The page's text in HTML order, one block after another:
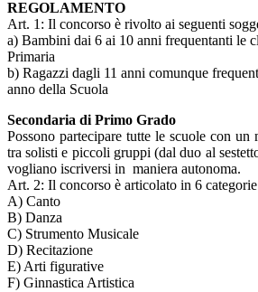
REGOLAMENTO
Art. 1: Il concorso è rivolto ai seguenti
a) Bambini dai 6 ai 10 anni frequentanti le
Primaria
b) Ragazzi dagli 11 anni comunque
anno della Scuola
Secondaria di Primo Grado
Possono partecipare tutte le scuole con un
tra solisti e piccoli gruppi (dal duo al
vogliano iscriversi in maniera autonoma.
Art. 2: Il concorso è articolato in 6
A) Canto
B) Danza
C) Strumento Musicale
D) Recitazione
E) Arti figurative
F) Ginnastica Artistica